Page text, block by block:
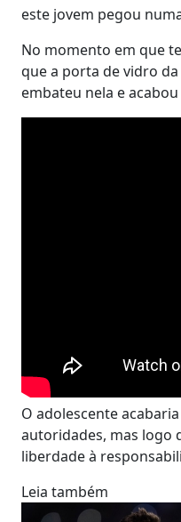
este jovem pegou
No momento em que
que a porta de vidro
embateu nela e
O adolescente
autoridades, mas logo
liberdade à
Leia também